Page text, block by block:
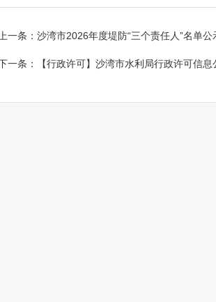
上一条： 沙湾市2026年度堤防“三个责任人”名单公
一条： 【行政许可】沙湾市水利局行政许可信息